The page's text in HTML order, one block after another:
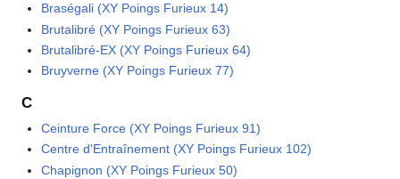
Braségali (XY Poings Furieux 14)
Brutalibré (XY Poings Furieux 63)
Brutalibré-EX (XY Poings Furieux 64)
Bruyverne (XY Poings Furieux 77)
C
Ceinture Force (XY Poings Furieux 91)
Centre d'Entraînement (XY Poings Furieux 102)
Chapignon (XY Poings Furieux 50)